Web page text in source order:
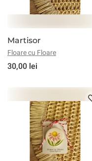
Martisor
Floare cu Floare
30,00 lei